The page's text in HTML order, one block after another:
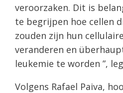
veroorzaken. Dit is
te begrijpen hoe cellen
zouden zijn hun
veranderen en
leukemie te worden ”,
Volgens Rafael Paiva,